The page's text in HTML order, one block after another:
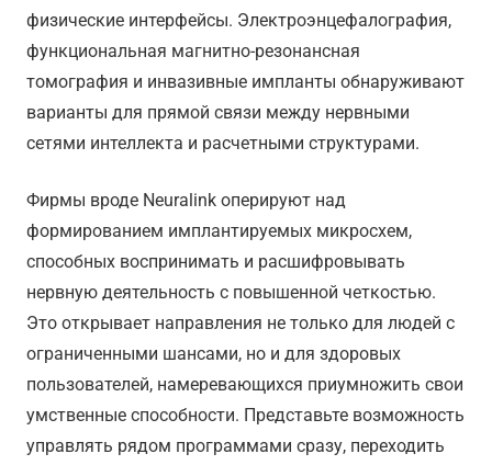
физические интерфейсы. Электроэнцефалография,
функциональная магнитно-резонансная
томография и инвазивные импланты обнаруживают
варианты для прямой связи между нервными
сетями интеллекта и расчетными структурами.
Фирмы вроде Neuralink оперируют над
формированием имплантируемых микросхем,
способных воспринимать и расшифровывать
нервную деятельность с повышенной четкостью.
Это открывает направления не только для людей с
ограниченными шансами, но и для здоровых
пользователей, намеревающихся приумножить свои
умственные способности. Представьте возможность
управлять рядом программами сразу, переходить